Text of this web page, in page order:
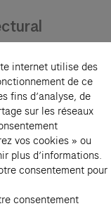
Symposium
internet utilise des
de ce
fins d’analyse, de
sur les réseaux
vos cookies » ou
plus d’informations.
consentement pour
consentement